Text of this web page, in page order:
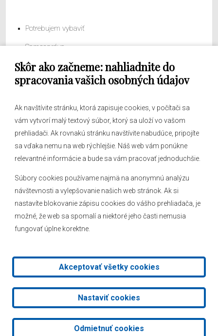
Skôr ako začneme: nahliadnite do
spracovania vašich osobných údajov
Ak navštívite stránku, ktorá zapisuje cookies, v počítači sa
vám vytvorí malý textový súbor, ktorý sa uloží vo vašom
prehliadači. Ak rovnakú stránku navštívite nabudúce, pripojíte
sa vďaka nemu na web rýchlejšie. Náš web vám ponúkne
relevantné informácie a bude sa vám pracovať jednoduchšie.
Súbory cookies používame najmä na anonymnú analýzu
návštevnosti a vylepšovanie našich web stránok. Ak si
nastavíte blokovanie zápisu cookies do vášho prehliadača, je
možné, že web sa spomalí a niektoré jeho časti nemusia
fungovať úplne korektne.
Akceptovať všetky cookies
Nastaviť cookies
Odmietnuť cookies
Potrebujem vybaviť
Samospráva
Obecný úrad
O obci
Hlásenia obecného rozhlasu
Kontakt
Mapa stránok
2026 © Obec Veľké Leváre|Tvorba web stránok
AlejTech, spol. s r.o.